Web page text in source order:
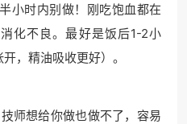
小时内别做！刚吃饱血都在
化不良。最好是饭后1-2小
，精油吸收更好）。
师想给你做也做不了，容易